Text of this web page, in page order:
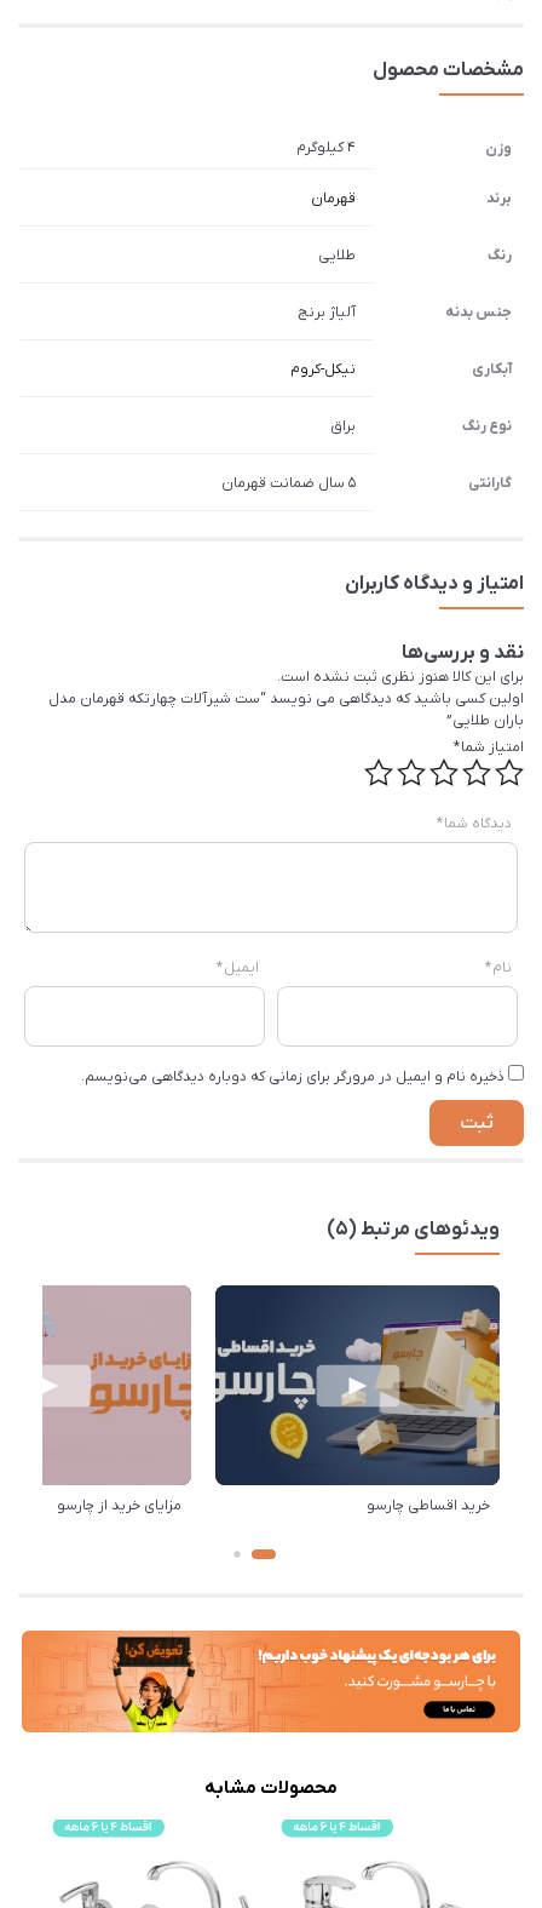
مشخصات محصول
وزن 4 کیلوگرم
برند قهرمان
رنگ طلایی
جنس بدنه آلیاژ برنج
آبکاری نیکل-کروم
نوع رنگ براق
گارانتی 5 سال ضمانت قهرمان
امتیاز و دیدگاه کاربران
نقد و بررسی‌ها
برای این کالا هنوز نظری ثبت نشده است.
اولین کسی باشید که دیدگاهی می نویسد “ست شیرآلات چهارتکه قهرمان مدل
باران طلایی”
امتیاز شما*
دیدگاه شما*
نام* ایمیل*
ذخیره نام و ایمیل در مرورگر برای زمانی که دوباره دیدگاهی می‌نویسم.
ویدئوهای مرتبط (5)
خرید اقساطی چارسو مزایای خرید از چارسو
محصولات مشابه